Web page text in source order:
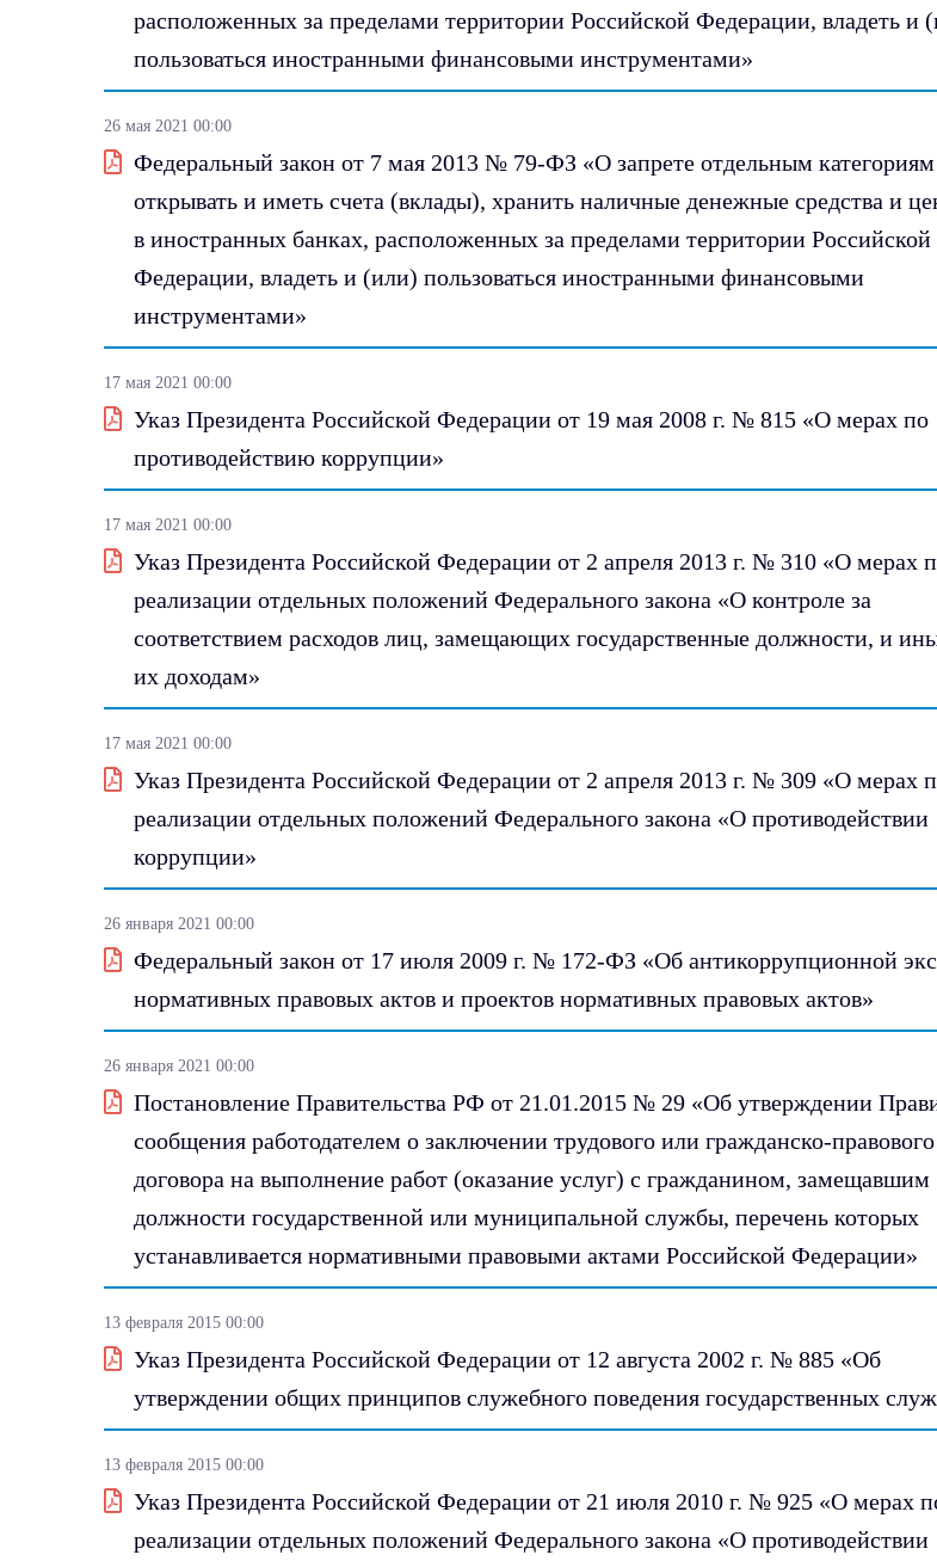
расположенных за пределами территории Российской Федерации, владеть и
пользоваться иностранными финансовыми инструментами»
26 мая 2021 00:00
Федеральный закон от 7 мая 2013 № 79-ФЗ «О запрете отдельным
открывать и иметь счета (вклады), хранить наличные денежные средства и
в иностранных банках, расположенных за пределами территории Российской
Федерации, владеть и (или) пользоваться иностранными финансовыми
инструментами»
17 мая 2021 00:00
Указ Президента Российской Федерации от 19 мая 2008 г. № 815 «О мерах по
противодействию коррупции»
17 мая 2021 00:00
Указ Президента Российской Федерации от 2 апреля 2013 г. № 310 «О мерах
реализации отдельных положений Федерального закона «О контроле за
соответствием расходов лиц, замещающих государственные должности, и
их доходам»
17 мая 2021 00:00
Указ Президента Российской Федерации от 2 апреля 2013 г. № 309 «О мерах
реализации отдельных положений Федерального закона «О противодействии
коррупции»
26 января 2021 00:00
Федеральный закон от 17 июля 2009 г. № 172-ФЗ «Об антикоррупционной
нормативных правовых актов и проектов нормативных правовых актов»
26 января 2021 00:00
Постановление Правительства РФ от 21.01.2015 № 29 «Об утверждении
сообщения работодателем о заключении трудового или гражданско-правового
договора на выполнение работ (оказание услуг) с гражданином, замещавшим
должности государственной или муниципальной службы, перечень которых
устанавливается нормативными правовыми актами Российской Федерации»
13 февраля 2015 00:00
Указ Президента Российской Федерации от 12 августа 2002 г. № 885 «Об
утверждении общих принципов служебного поведения государственных
13 февраля 2015 00:00
Указ Президента Российской Федерации от 21 июля 2010 г. № 925 «О мерах
реализации отдельных положений Федерального закона «О противодействии